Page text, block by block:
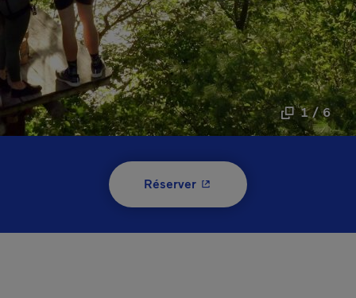
1 / 6
Réserver- Cet hyperlien s'ouvrira